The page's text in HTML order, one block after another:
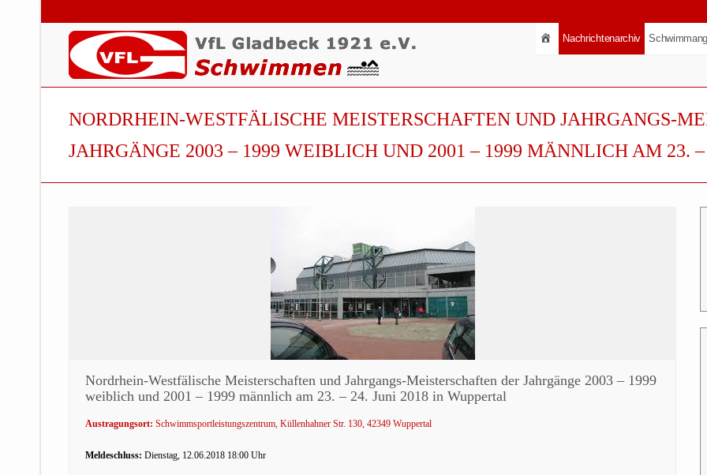
Nachrichtenarchiv
NORDRHEIN-WESTFÄLISCHE MEISTERSCHAFTEN UND JAHRGANGS-
JAHRGÄNGE 2003 – 1999 WEIBLICH UND 2001 – 1999 MÄNNLICH AM 23.
Nordrhein-Westfälische Meisterschaften und Jahrgangs-Meisterschaften der Jahrgänge 2003 – 1999
weiblich und 2001 – 1999 männlich am 23. – 24. Juni 2018 in Wuppertal
Austragungsort: Schwimmsportleistungszentrum, Küllenhahner Str. 130, 42349 Wuppertal
Meldeschluss: Dienstag, 12.06.2018 18:00 Uhr